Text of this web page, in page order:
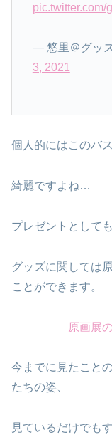
pic.twitter.com/
— 悠里＠グッ
3, 2021
個人的にはこのバ
綺麗ですよね…
プレゼントとして
グッズに関しては
ことができます。
原画展
今までに見たこと
たちの姿、
見ているだけでも